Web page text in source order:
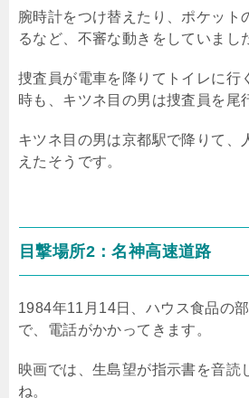
腕時計をつけ替えたり、ポケット
るなど、不審な動きをしていまし
捜査員が電車を降りてトイレに行
時も、キツネ目の男は捜査員を尾
キツネ目の男は京都駅で降りて、
えたそうです。
目撃場所2 ：名神高速道路
1984年11 月 14日、ハウス食品の
で、電話がかかってきます。
映画では、生島望が指示書を音読
ね。